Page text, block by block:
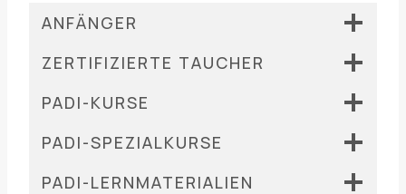
ANFÄNGER
ZERTIFIZIERTE TAUCHER
PADI-KURSE
PADI-SPEZIALKURSE
PADI-LERNMATERIALIEN